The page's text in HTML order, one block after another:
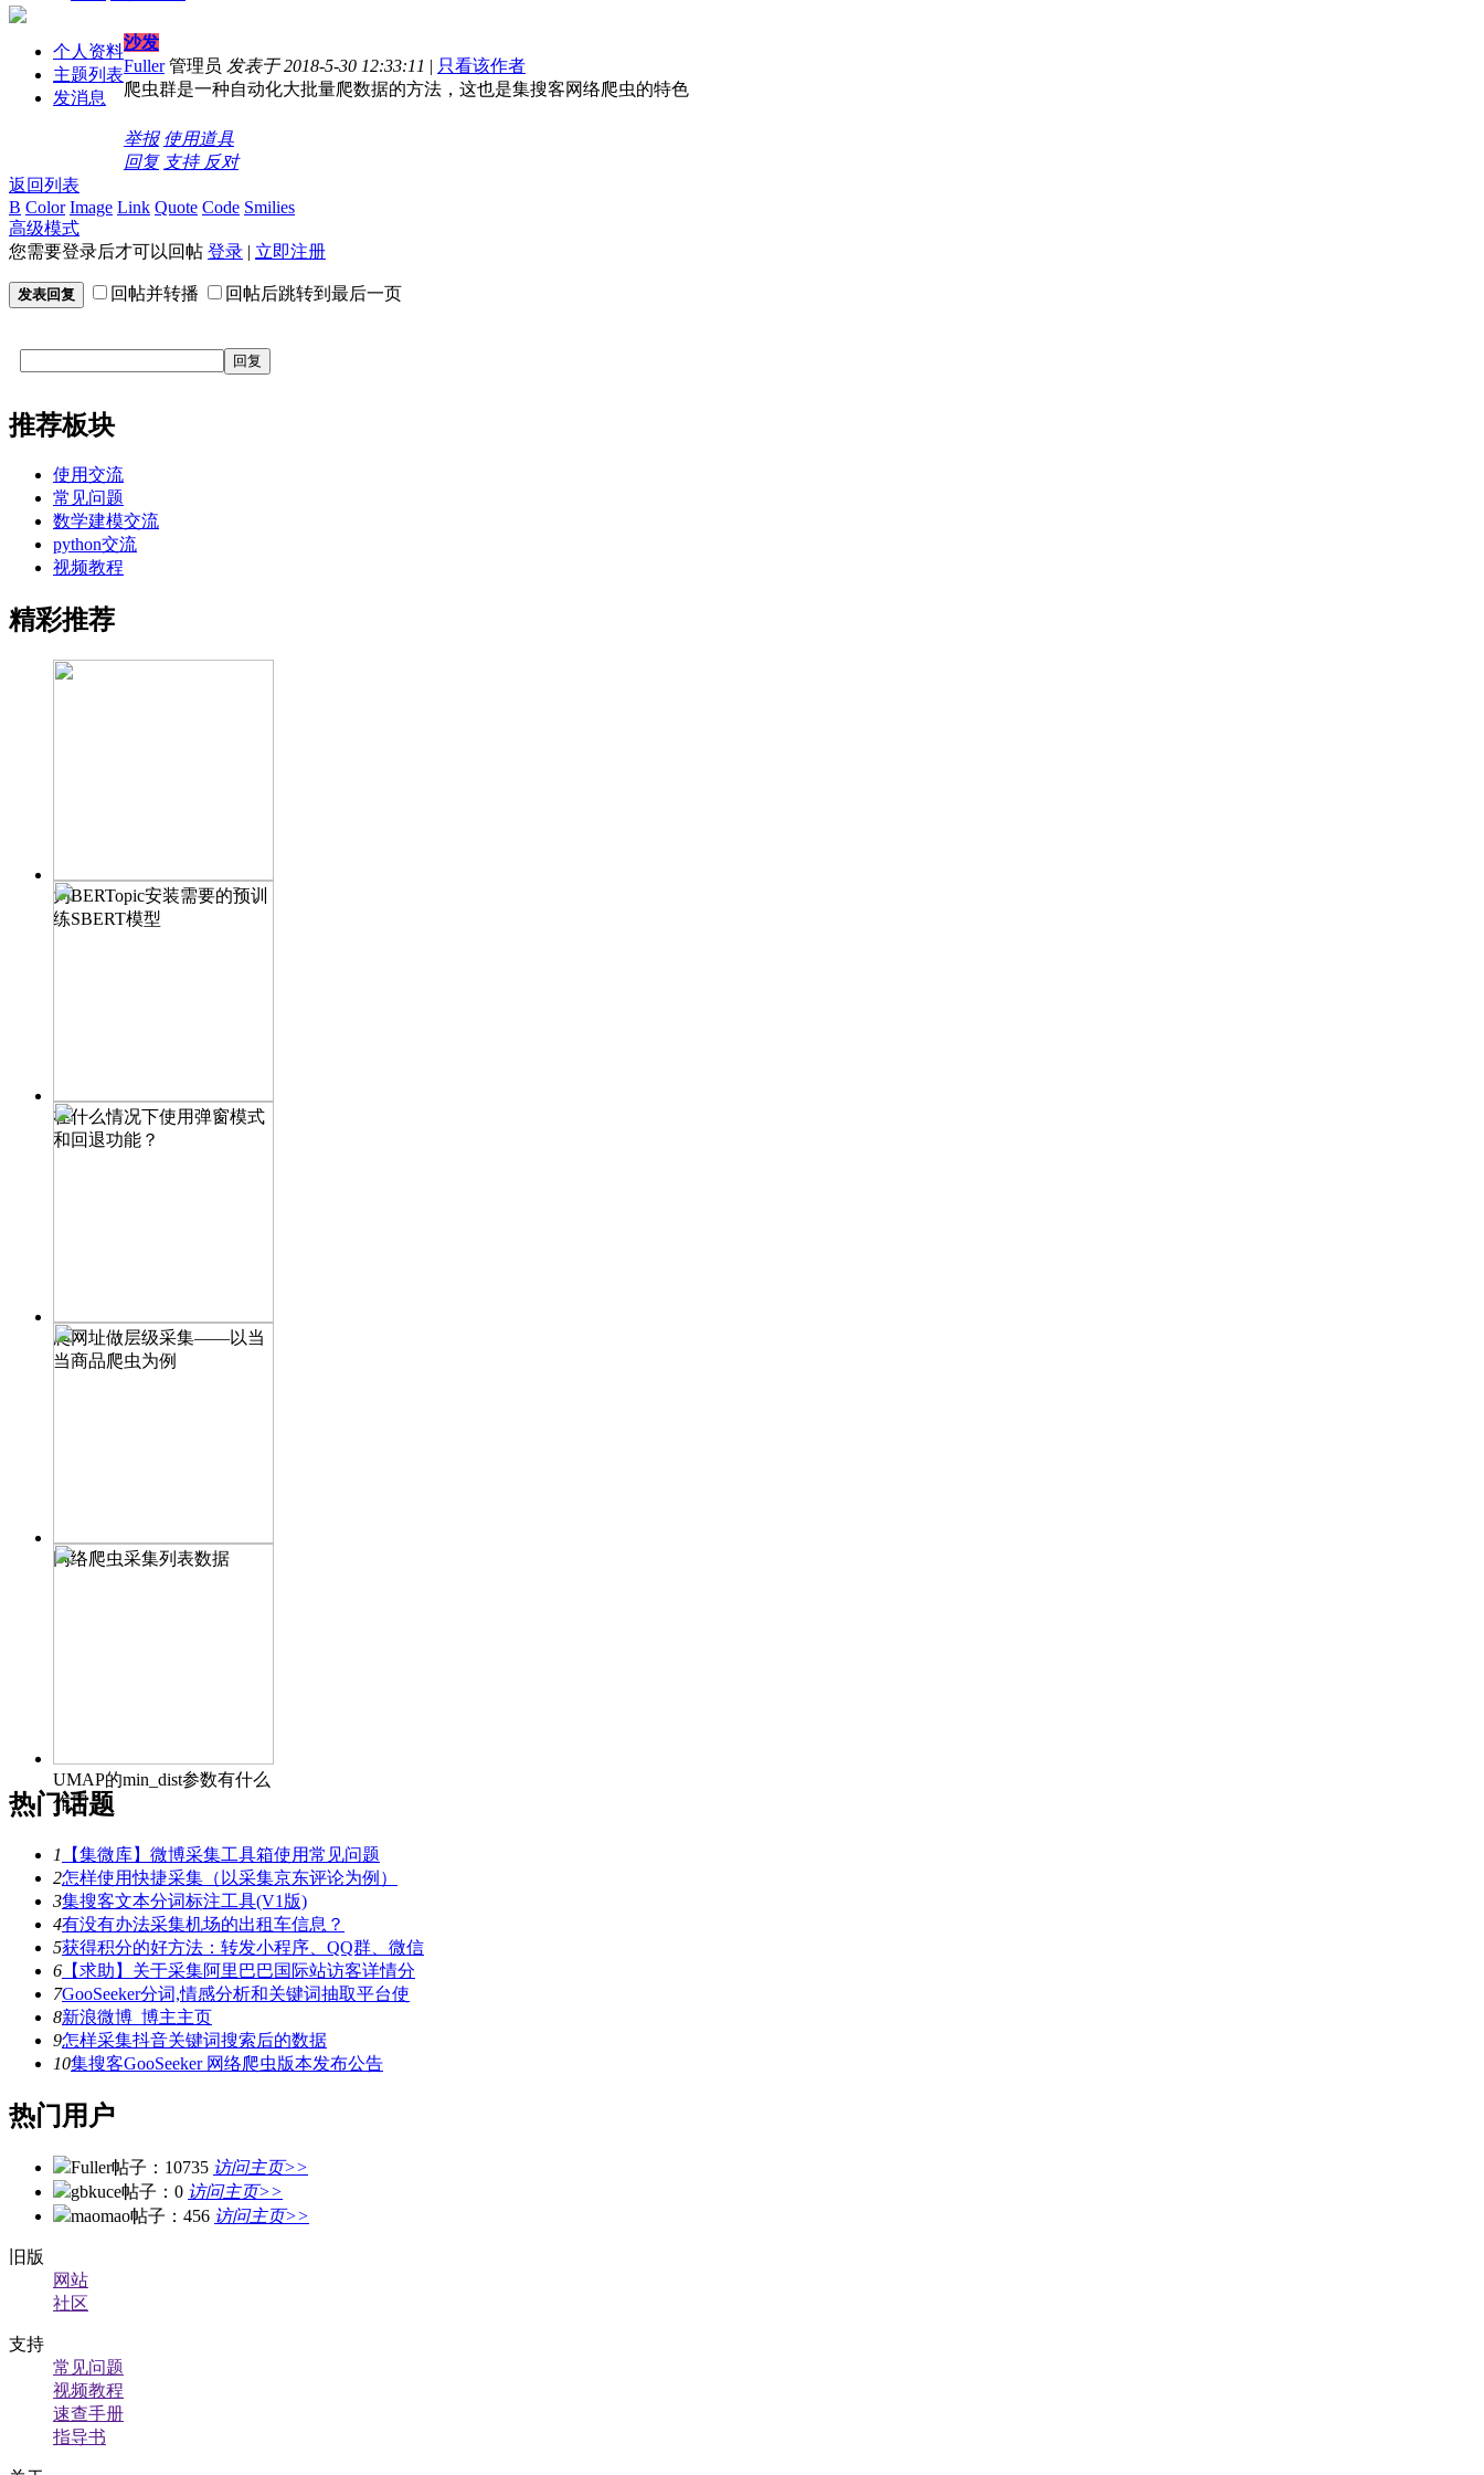
个人资料
主题列表
发消息
沙发
Fuller 管理员 发表于 2018-5-30 12:33:11 | 只看该作者
爬虫群是一种自动化大批量爬数据的方法，这也是集搜客网络爬虫的特色
举报 使用道具
回复 支持 反对
返回列表
B Color Image Link Quote Code Smilies
高级模式
您需要登录后才可以回帖 登录 | 立即注册
发表回复 回帖并转播 回帖后跳转到最后一页
回复
推荐板块
使用交流
常见问题
数学建模交流
python交流
视频教程
精彩推荐
为BERTopic安装需要的预训
练SBERT模型
在什么情况下使用弹窗模式
和回退功能？
爬网址做层级采集——以当
当商品爬虫为例
网络爬虫采集列表数据
UMAP的min_dist参数有什么
作用？
热门话题
1
【集微库】微博采集工具箱使用常见问题
2怎样使用快捷采集（以采集京东评论为例）
3集搜客文本分词标注工具(V1版)
4有没有办法采集机场的出租车信息？
5获得积分的好方法：转发小程序、QQ群、微信
6 【求助】关于采集阿里巴巴国际站访客详情分
7GooSeeker分词,情感分析和关键词抽取平台使
8新浪微博_博主主页
9怎样采集抖音关键词搜索后的数据
10集搜客GooSeeker 网络爬虫版本发布公告
热门用户
Fuller帖子：10735 访问主页>>
gbkuce帖子：0 访问主页>>
maomao帖子：456 访问主页>>
旧版
网站
社区
支持
常见问题
视频教程
速查手册
指导书